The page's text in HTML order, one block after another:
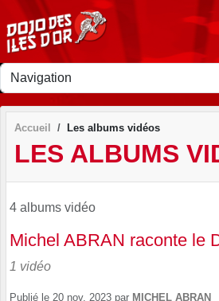
Accueil Les albums vidéos
LES ALBUMS
4 albums vidéo
Michel ABRAN raconte le
1 vidéo
Publié le 20 nov. 2023 par MICHEL ABRAN
Panneau de gestion des cookies